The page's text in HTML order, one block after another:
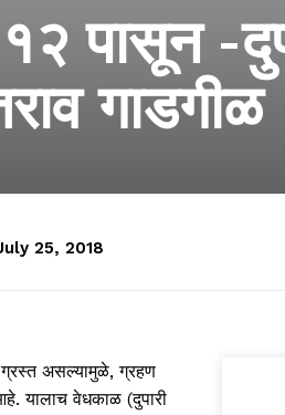
पासून -
गाडगीळ
25, 2018
ग्रस्त असल्यामुळे, ग्रहण
यालाच वेधकाळ (दुपारी